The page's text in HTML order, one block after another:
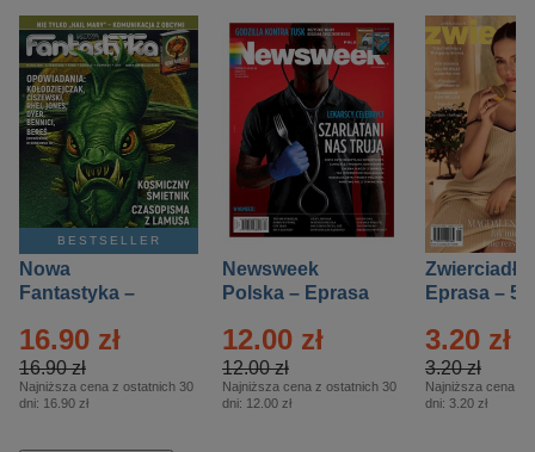
BESTSELLER
Nowa
Fantastyka –
16.90 zł
16.90 zł
Najniższa cena z ostatnich 30
dni: 16.90 zł
Newsweek
Polska – Eprasa
12.00 zł
12.00 zł
Najniższa cena z ostatnich 30
dni: 12.00 zł
Zwierciadło
Eprasa – 5/
3.20 zł
3.20 zł
Najniższa cena z
dni: 3.20 zł